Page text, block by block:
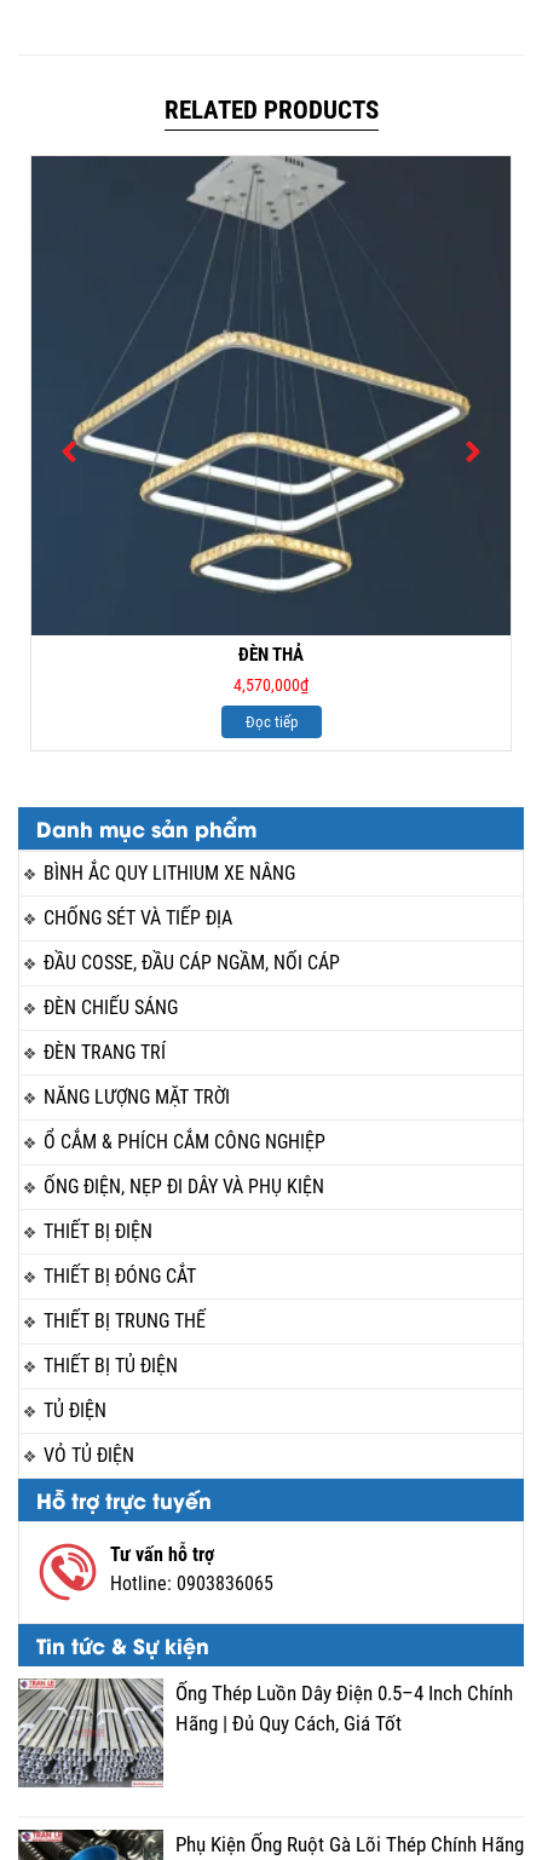
Danh mục sản phẩm
BÌNH ẮC QUY LITHIUM XE NÂNG
CHỐNG SÉT VÀ TIẾP ĐỊA
ĐẦU COSSE, ĐẦU CÁP NGẦM, NỐI CÁP
ĐÈN CHIẾU SÁNG
ĐÈN TRANG TRÍ
NĂNG LƯỢNG MẶT TRỜI
Ổ CẮM & PHÍCH CẮM CÔNG NGHIỆP
ỐNG ĐIỆN, NẸP ĐI DÂY VÀ PHỤ KIỆN
THIẾT BỊ ĐIỆN
THIẾT BỊ ĐÓNG CẮT
THIẾT BỊ TRUNG THẾ
THIẾT BỊ TỦ ĐIỆN
TỦ ĐIỆN
VỎ TỦ ĐIỆN
Hỗ trợ trực tuyến
Tư vấn hỗ trợ
Hotline: 0903836065
Tin tức & Sự kiện
Ống Thép Luồn Dây Điện 0.5–4 Inch Chính
Hãng | Đủ Quy Cách, Giá Tốt
Phụ Kiện Ống Ruột Gà Lõi Thép Chính Hãng
RELATED PRODUCTS
ĐÈN THẢ
4,570,000₫
Đọc tiếp